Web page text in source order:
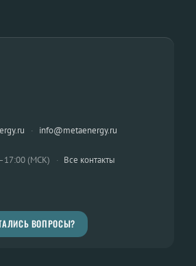
· info@metaenergy.ru
(МСК) · Все контакты
ВОПРОСЫ?